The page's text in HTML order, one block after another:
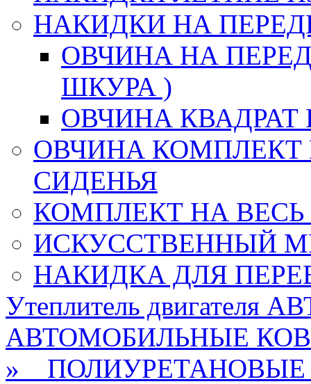
НАКИДКИ НА
ОВЧИНА НА
ШКУРА )
ОВЧИНА КВАДРАТ
ОВЧИНА КОМПЛЕКТ
СИДЕНЬЯ
КОМПЛЕКТ НА
ИСКУССТВЕННЫЙ
НАКИДКА ДЛЯ
Утеплитель двигателя
АВТОМОБИЛЬНЫЕ
» ПОЛИУРЕТАНОВЫЕ